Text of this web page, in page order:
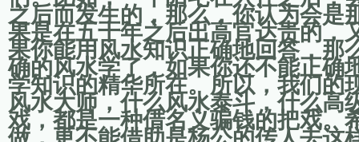
之后而发生的，那么，你认为会是
果是在五十年之后出高官达贵的，
果你能用风水知识正确地回答，那
确的风水学了，如果你还不能正确
学知识的精华所在。所以，我们的
风水大师，什么风水泰斗，什么高
戏，都是一种借名义骗钱的把戏。